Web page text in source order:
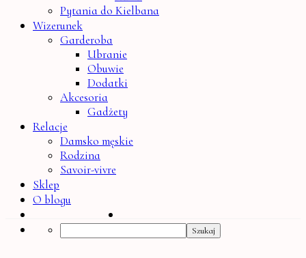
Pytania do Kielbana
Wizerunek
Garderoba
Ubranie
Obuwie
Dodatki
Akcesoria
Gadżety
Relacje
Damsko męskie
Rodzina
Savoir-vivre
Sklep
O blogu